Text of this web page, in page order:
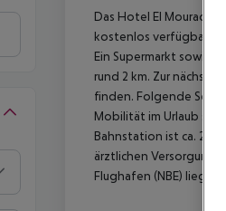
Das Hotel El Mouradi
kostenlos verfügbar.
Ein Supermarkt sowie
rund 2 km. Zur
finden. Folgende
Mobilität im Urlaub
Bahnstation ist ca. 2
ärztlichen Versorgung
Flughafen (NBE) liegt